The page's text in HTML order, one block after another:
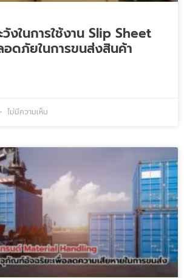
งในการใช้งาน Slip Sheet
ดภัยในการขนส่งสินค้า
ไม่มีความเห็น